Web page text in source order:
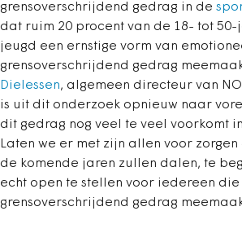
grensoverschrijdend gedrag in de
dat ruim 20 procent van de 18- tot 50-
jeugd een ernstige vorm van
grensoverschrijdend gedrag
Dielessen, algemeen directeur van
is uit dit onderzoek opnieuw naar
dit gedrag nog veel te veel voorkomt
Laten we er met zijn allen voor
de komende jaren zullen dalen, te
echt open te stellen voor iedereen die
grensoverschrijdend gedrag